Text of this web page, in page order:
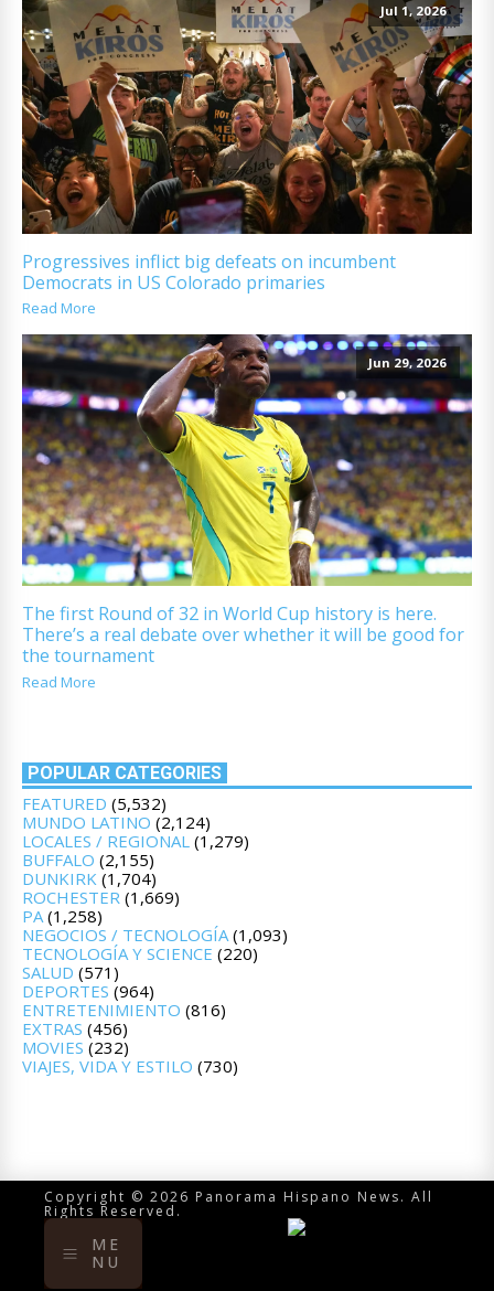
Jul 1, 2026
Progressives inflict big defeats on incumbent
Democrats in US Colorado primaries
Read More
Jun 29, 2026
The first Round of 32 in World Cup history is here.
There’s a real debate over whether it will be good for
the tournament
Read More
POPULAR CATEGORIES
FEATURED (5,532)
MUNDO LATINO (2,124)
LOCALES / REGIONAL (1,279)
BUFFALO (2,155)
DUNKIRK (1,704)
ROCHESTER (1,669)
PA(1,258)
NEGOCIOS / TECNOLOGÍA(1,093)
TECNOLOGÍA Y SCIENCE (220)
SALUD (571)
DEPORTES (964)
ENTRETENIMIENTO (816)
EXTRAS (456)
MOVIES (232)
VIAJES, VIDA Y ESTILO (730)
Copyright © 2026 Panorama Hispano News. All
Rights Reserved.
ME
NU